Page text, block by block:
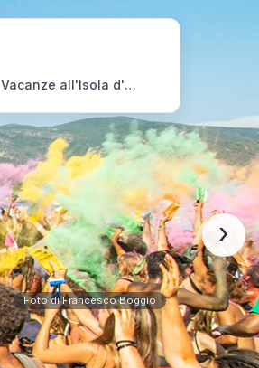
Vacanze all'Isola d'Elba
Foto di Francesco Boggio
›